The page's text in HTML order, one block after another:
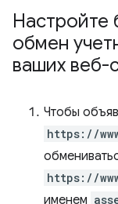
Настройте
обмен
ваших веб-
Чтобы
https://
https://
именем